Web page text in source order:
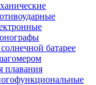
батарее
плавания